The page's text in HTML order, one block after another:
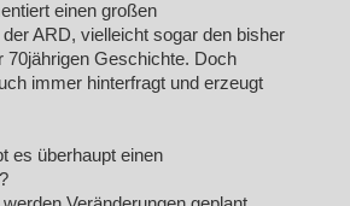
einen großen
ARD, vielleicht sogar den bisher
70jährigen Geschichte. Doch
immer hinterfragt und erzeugt
es überhaupt einen